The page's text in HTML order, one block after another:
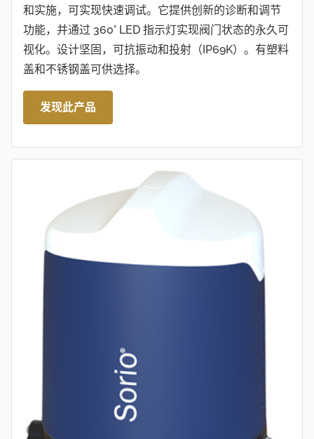
和实施，可实现快速调试。它提供创新的诊断和调节
功能，并通过 360° LED 指示灯实现阀门状态的永久可
视化。设计坚固，可抗振动和投射（IP69K）。有塑料
盖和不锈钢盖可供选择。
发现此产品